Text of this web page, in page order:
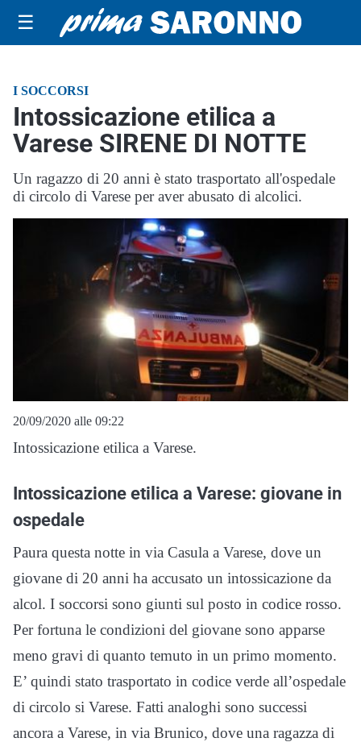
☰
I SOCCORSI
Intossicazione etilica a
Varese SIRENE DI NOTTE
Un ragazzo di 20 anni è stato trasportato all'ospedale
di circolo di Varese per aver abusato di alcolici.
20/09/2020 alle 09:22
Intossicazione etilica a Varese.
Intossicazione etilica a Varese: giovane in
ospedale
Paura questa notte in via Casula a Varese, dove un
giovane di 20 anni ha accusato un intossicazione da
alcol. I soccorsi sono giunti sul posto in codice rosso.
Per fortuna le condizioni del giovane sono apparse
meno gravi di quanto temuto in un primo momento.
E’ quindi stato trasportato in codice verde all’ospedale
di circolo si Varese. Fatti analoghi sono successi
ancora a Varese, in via Brunico, dove una ragazza di